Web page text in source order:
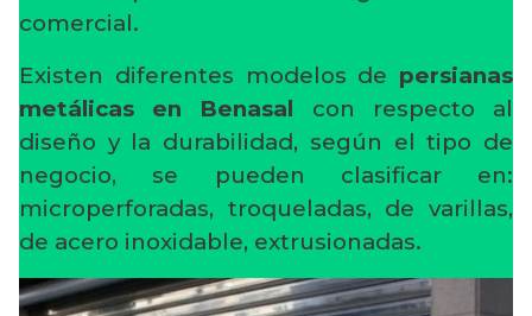
comercial.
Existen diferentes modelos de persianas
metálicas en Benasal con respecto al
diseño y la durabilidad, según el tipo de
negocio, se pueden clasificar en:
microperforadas, troqueladas, de varillas,
de acero inoxidable, extrusionadas.